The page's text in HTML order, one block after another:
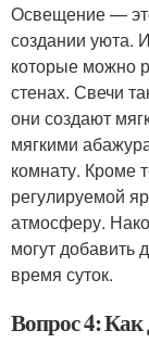
Освещение —
создании уюта.
которые можно
стенах. Свечи
они создают
мягкими
комнату. Кроме
регулируемой
атмосферу.
могут добавить
время суток.
Вопрос 4: Как